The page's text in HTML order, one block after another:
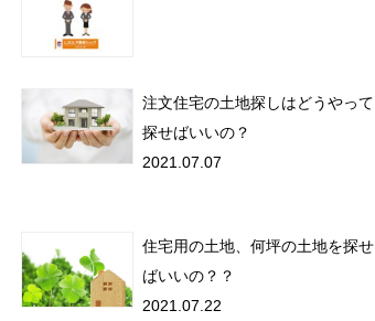
注文住宅の土地探しはどうやって
探せばいいの？
2021.07.07
住宅用の土地、何坪の土地を探せ
ばいいの？？
2021.07.22